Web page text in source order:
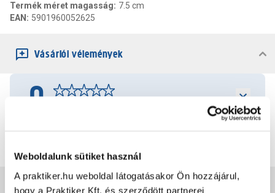
Weboldalunk sütiket használ
A praktiker.hu weboldal látogatásakor Ön hozzájárul,
hogy a Praktiker Kft. és szerződött partnerei
Termék méret magasság: 7.5 cm
EAN : 5901960052625
Vásárlói vélemények
0
Jótállás, szavatosság